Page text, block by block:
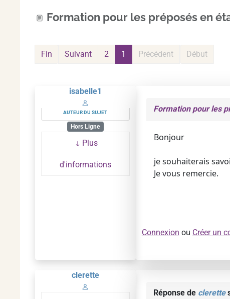
Formation pour les préposés en
Début
Précédent
1
2
Suivant
Fin
isabelle1
AUTEUR DU SUJET
Hors Ligne
Plus
d'informations
Formation pour les
Bonjour
je souhaiterais
Je vous remercie.
Connexion ou Créer un
clerette
Réponse de clerette